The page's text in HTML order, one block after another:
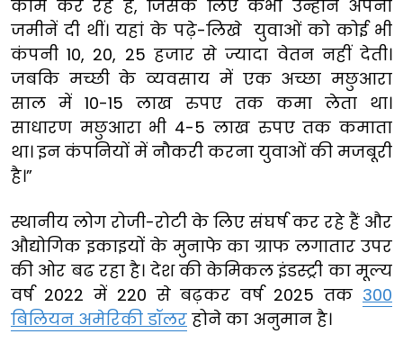
काम कर रहे हैं, जिसके लिए कभी उन्होंने अपनी
जमीनें दी थीं। यहां के पढ़े-लिखे युवाओं को कोई भी
कंपनी 10, 20, 25 हजार से ज्यादा वेतन नहीं देती।
जबकि मच्छी के व्यवसाय में एक अच्छा मछुआरा
साल में 10-15 लाख रुपए तक कमा लेता था।
साधारण मछुआरा भी 4-5 लाख रुपए तक कमाता
था। इन कंपनियों में नौकरी करना युवाओं की मजबूरी
है।”
स्थानीय लोग रोजी-रोटी के लिए संघर्ष कर रहे हैं और
औद्योगिक इकाइयों के मुनाफे का ग्राफ लगातार उपर
की ओर बढ रहा है। देश की केमिकल इंडस्ट्री का मूल्य
वर्ष 2022 में 220 से बढ़कर वर्ष 2025 तक 300
बिलियन अमेरिकी डॉलर होने का अनुमान है।